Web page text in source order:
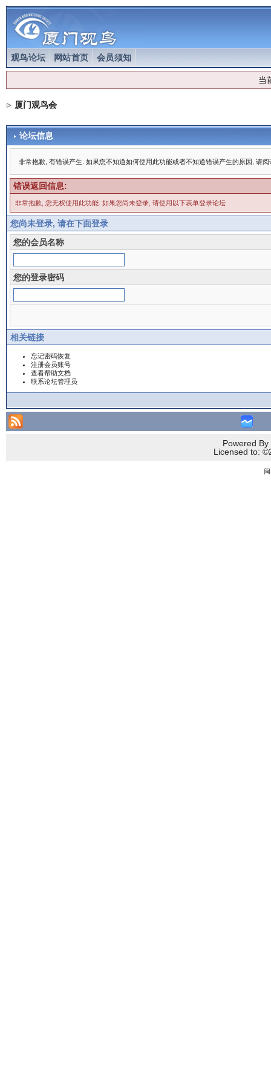
观鸟论坛 网站首页 会员须知
当
厦门观鸟会
论坛信息
非常抱歉, 有错误产生. 如果您不知道如何使用此功能或者不知道错误产生的原因, 请
错误返回信息:
非常抱歉, 您无权使用此功能. 如果您尚未登录, 请使用以下表单登录论坛
您尚未登录, 请在下面登录
您的会员名称
您的登录密码
相关链接
忘记密码恢复
注册会员账号
查看帮助文档
联系论坛管理员
Powered
Licensed to: